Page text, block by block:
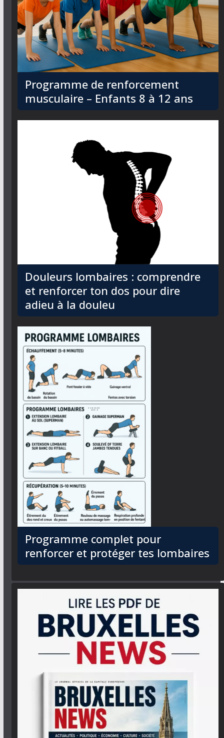
Programme de renforcement
musculaire – Enfants 8 à 12 ans
Douleurs lombaires : comprendre
et renforcer ton dos pour dire
adieu à la douleu
Programme complet pour
renforcer et protéger tes lombaires